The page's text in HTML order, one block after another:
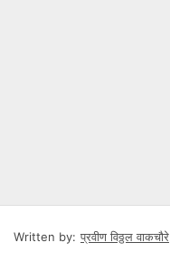
Written by: प्रवीण विठ्ठल वाकचौरे